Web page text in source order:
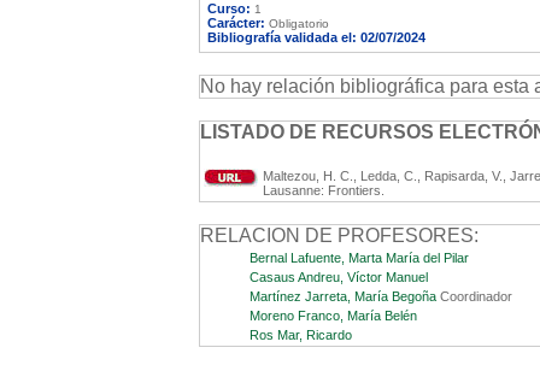
Curso: 1
Carácter: Obligatorio
Bibliografía validada el: 02/07/2024
No hay relación bibliográfica para esta
LISTADO DE RECURSOS
Maltezou, H. C., Ledda, C., Rapisarda, V.,
Lausanne: Frontiers.
RELACION DE PROFESORES:
Bernal Lafuente, Marta María del Pilar
Casaus Andreu, Víctor Manuel
Martínez Jarreta, María Begoña Coordinador
Moreno Franco, María Belén
Ros Mar, Ricardo